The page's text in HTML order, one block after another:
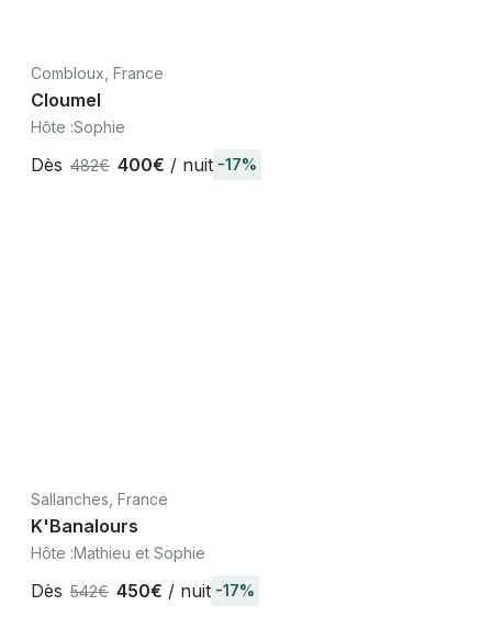
Combloux, France
Cloumel
Hôte :Sophie
Dès 482€ 400€ / nuit -17%
Sallanches, France
K'Banalours
Hôte :Mathieu et Sophie
Dès 542€ 450€ / nuit -17%